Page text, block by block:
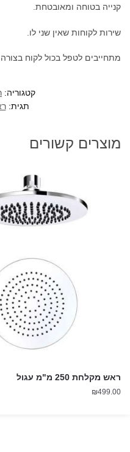
קנייה בטוחה ומאובטחת.
שירות לקוחות שאין שני לו.
מתחייבים לטפל בכול לקוח
קטגוריה:
תגית:
מוצרים קשורים
ראש מקלחת 250 מ"מ עגול
₪499.00